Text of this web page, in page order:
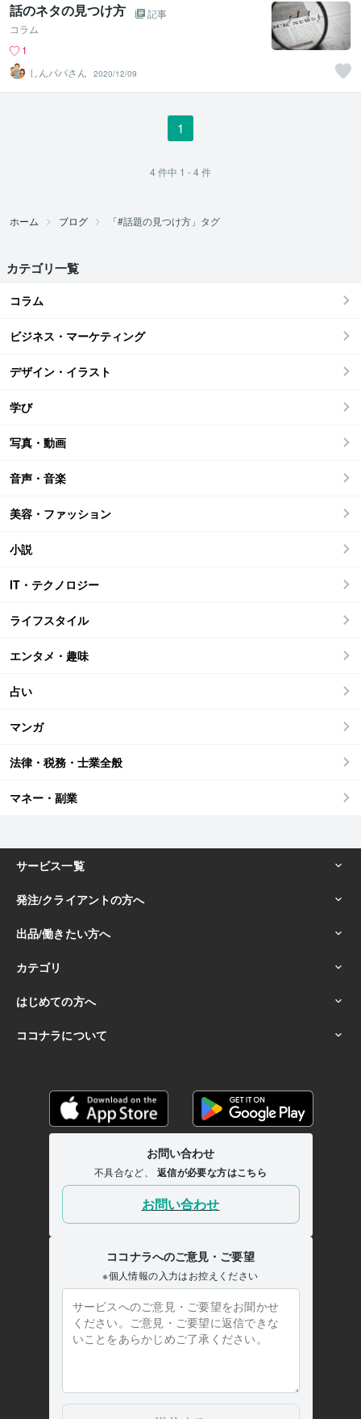
話のネタの見つけ方
記事
コラム
1
しんパパさん
2020/12/09
1
4件中 1 - 4件
ホーム ブログ 「#話題の見つけ方」タグ
カテゴリ一覧
コラム
ビジネス・マーケティング
デザイン・イラスト
学び
写真・動画
音声・音楽
美容・ファッション
小説
IT・テクノロジー
ライフスタイル
エンタメ・趣味
占い
マンガ
法律・税務・士業全般
マネー・副業